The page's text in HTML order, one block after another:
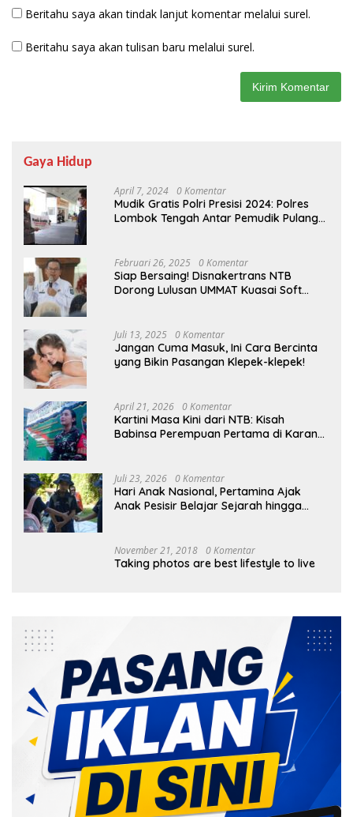
Beritahu saya akan tindak lanjut komentar melalui surel.
Beritahu saya akan tulisan baru melalui surel.
Gaya Hidup
April 7, 2024 0 Komentar
Mudik Gratis Polri Presisi 2024: Polres
Lombok Tengah Antar Pemudik Pulang
Februari 26, 2025 0 Komentar
Siap Bersaing! Disnakertrans NTB
Dorong Lulusan UMMAT Kuasai Soft
Juli 13, 2025 0 Komentar
Jangan Cuma Masuk, Ini Cara Bercinta
yang Bikin Pasangan Klepek-klepek!
April 21, 2026 0 Komentar
Kartini Masa Kini dari NTB: Kisah
Babinsa Perempuan Pertama di Karang
Juli 23, 2026 0 Komentar
Hari Anak Nasional, Pertamina Ajak
Anak Pesisir Belajar Sejarah hingga
November 21, 2018 0 Komentar
Taking photos are best lifestyle to live